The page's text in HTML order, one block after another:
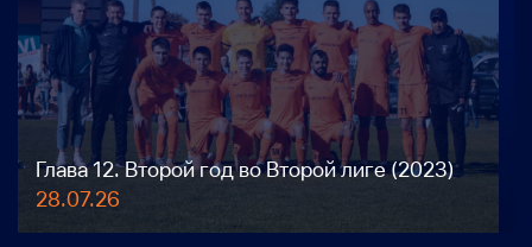
Глава 12. Второй год во Второй лиге (2023)
28.07.26